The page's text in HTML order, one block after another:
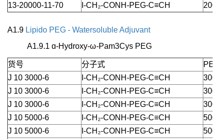
13-20000-11-70
I-CH₂-CONH-PEG-C≡CH
A1.9 Lipido PEG - Watersoluble Adjuvant
A1.9.1 ɑ-Hydroxy-ω-Pam3Cys PEG
货号 分子式
J 10 3000-6
I-CH₂-CONH-PEG-C≡CH
J 10 3000-6
I-CH₂-CONH-PEG-C≡CH
J 10 3000-6
I-CH₂-CONH-PEG-C≡CH
J 10 5000-6
I-CH₂-CONH-PEG-C≡CH
J 10 5000-6
I-CH₂-CONH-PEG-C≡CH